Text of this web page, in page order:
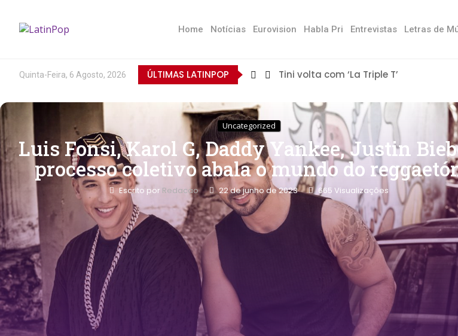
Home Notícias Eurovision Habla Pri Entrevistas Letras de
Quinta-Feira, 6 Agosto, 2026 ÚLTIMAS LATINPOP Tini volta com ‘La Triple T’
Uncategorized
Luis Fonsi, Karol G, Daddy Yankee, Justin
processo coletivo abala o mundo do
Escrito por Redacao 22 de junho de 2023 665 Visualizações